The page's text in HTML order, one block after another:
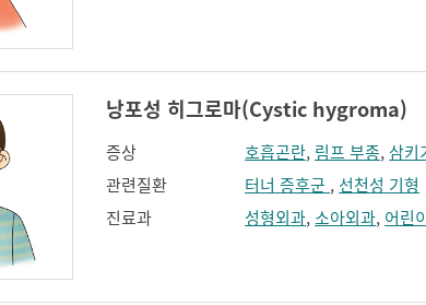
낭포성 히그로마(Cystic hygroma)
증상 호흡곤란, 림프 부종, 삼키
관련질환
터너 증후군 , 선천성 기형
진료과
성형외과,소아외과, 어린